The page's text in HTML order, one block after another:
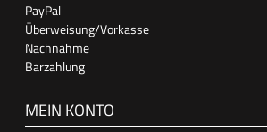
PayPal
Überweisung/Vorkasse
Nachnahme
Barzahlung
MEIN KONTO